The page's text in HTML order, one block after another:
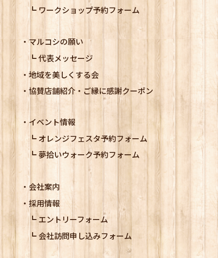
ワークショップ予約フォーム
マルコシの願い
代表メッセージ
地域を美しくする会
協賛店舗紹介・ご縁に感謝クーポン
イベント情報
オレンジフェスタ予約フォーム
夢拾いウォーク予約フォーム
会社案内
採用情報
エントリーフォーム
会社訪問申し込みフォーム